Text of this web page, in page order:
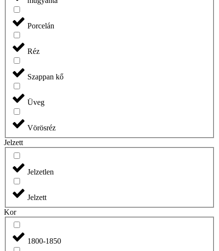
Porcelán
Réz
Szappan kő
Üveg
Vörösréz
Jelzett
Jelzetlen
Jelzett
Kor
1800-1850